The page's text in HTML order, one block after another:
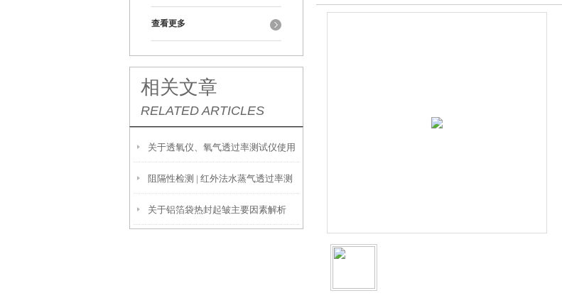
查看更多
相关文章
RELATED ARTICLES
关于透氧仪、氧气透过率测试仪使用
故障分析及解决方法
阻隔性检测 | 红外法水蒸气透过率测
定仪 W413 2.0
关于铝箔袋热封起皱主要因素解析